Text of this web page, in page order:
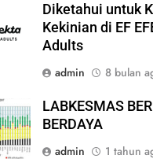
Diketahui untuk
Kekinian di EF
Adults
admin
8 bulan
LABKESMAS
BERDAYA
admin
1 tahun